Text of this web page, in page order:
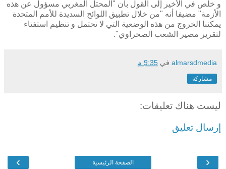
و خلص في الأخير إلى القول بان "المحتل المغربي مسؤول عن هذه
الأزمة" مضيفا أنه "من خلال تطبيق اللوائح السديدة للأمم المتحدة
يمكننا الخروج من هذه الوضعية التي لا تحتمل و تنظيم استفتاء
لتقرير مصير الشعب الصحراوي".
almarsdmedia في 9:35 م
مشاركة
ليست هناك تعليقات:
إرسال تعليق
‹
› الصفحة الرئيسية